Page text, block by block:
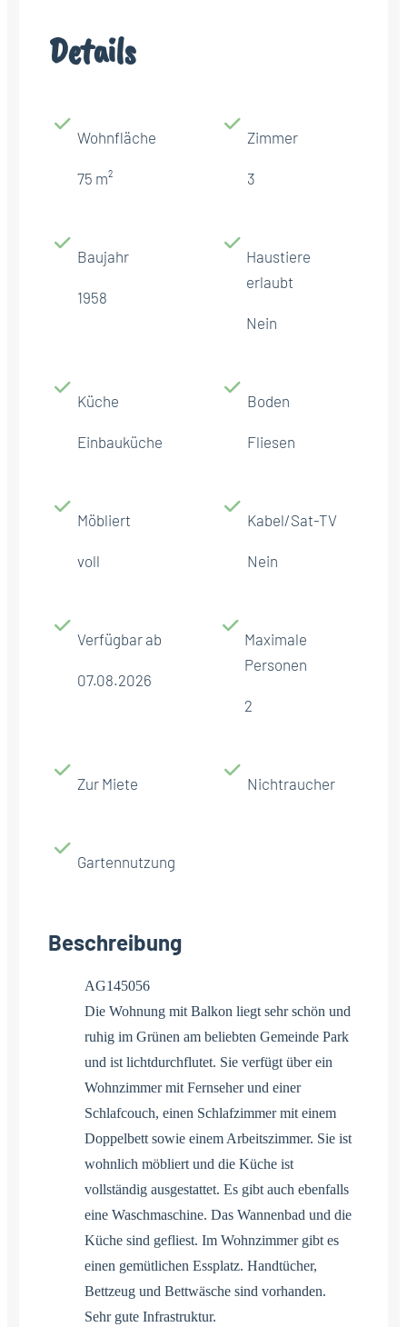
Details
Wohnfläche
75 m²
Zimmer
3
Baujahr
1958
Haustiere
erlaubt
Nein
Küche
Einbauküche
Boden
Fliesen
Möbliert
voll
Kabel/Sat-TV
Nein
Verfügbar ab
07.08.2026
Maximale
Personen
2
Zur Miete Nichtraucher
Gartennutzung
Beschreibung
AG145056
Die Wohnung mit Balkon liegt sehr schön und
ruhig im Grünen am beliebten Gemeinde Park
und ist lichtdurchflutet. Sie verfügt über ein
Wohnzimmer mit Fernseher und einer
Schlafcouch, einen Schlafzimmer mit einem
Doppelbett sowie einem Arbeitszimmer. Sie ist
wohnlich möbliert und die Küche ist
vollständig ausgestattet. Es gibt auch ebenfalls
eine Waschmaschine. Das Wannenbad und die
Küche sind gefliest. Im Wohnzimmer gibt es
einen gemütlichen Essplatz. Handtücher,
Bettzeug und Bettwäsche sind vorhanden.
Sehr gute Infrastruktur.